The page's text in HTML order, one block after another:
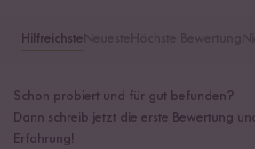
Hilfreichste
Schon probiert und für gut befunden?
Dann schreib jetzt die erste Bewertung
Erfahrung!